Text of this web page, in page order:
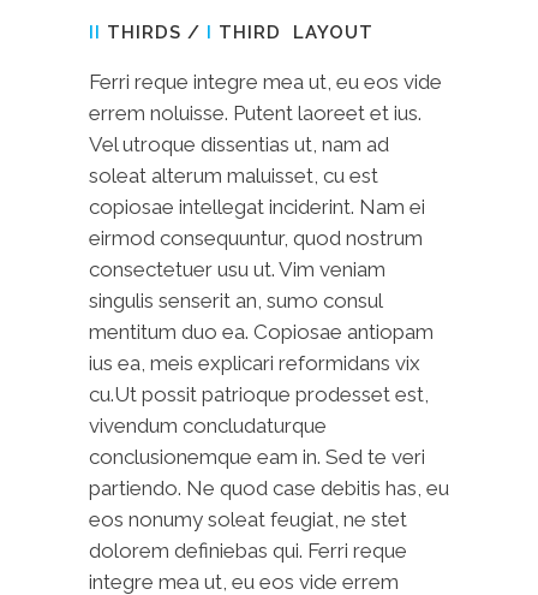
II THIRDS / I THIRD LAYOUT
Ferri reque integre mea ut, eu eos vide
errem noluisse. Putent laoreet et ius.
Vel utroque dissentias ut, nam ad
soleat alterum maluisset, cu est
copiosae intellegat inciderint. Nam ei
eirmod consequuntur, quod nostrum
consectetuer usu ut. Vim veniam
singulis senserit an, sumo consul
mentitum duo ea. Copiosae antiopam
ius ea, meis explicari reformidans vix
cu.Ut possit patrioque prodesset est,
vivendum concludaturque
conclusionemque eam in. Sed te veri
partiendo. Ne quod case debitis has, eu
eos nonumy soleat feugiat, ne stet
dolorem definiebas qui. Ferri reque
integre mea ut, eu eos vide errem